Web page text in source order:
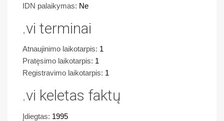
IDN palaikymas: Ne
.vi terminai
Atnaujinimo laikotarpis: 1
Pratęsimo laikotarpis: 1
Registravimo laikotarpis: 1
.vi keletas faktų
Įdiegtas: 1995